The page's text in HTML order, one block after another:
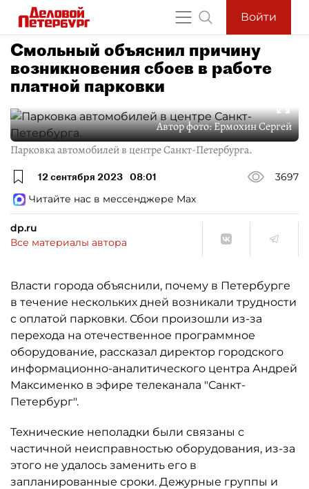
Войти
Смольный объяснил причину
возникновения сбоев в работе
платной парковки
Автор фото:Ермохин Сергей
Парковка автомобилей в центре Санкт-Петербурга.
12 сентября 2023 08:01
3697
Читайте нас в мессенджере Max
dp.ru
Все материалы автора
Власти города объяснили, почему в Петербурге
в течение нескольких дней возникали трудности
с оплатой парковки. Сбои произошли из-за
перехода на отечественное программное
оборудование, рассказал директор городского
информационно-аналитического центра Андрей
Максименко в эфире телеканала "Санкт-
Петербург".
Технические неполадки были связаны с
частичной неисправностью оборудования, из-за
этого не удалось заменить его в
запланированные сроки. Дежурные группы и